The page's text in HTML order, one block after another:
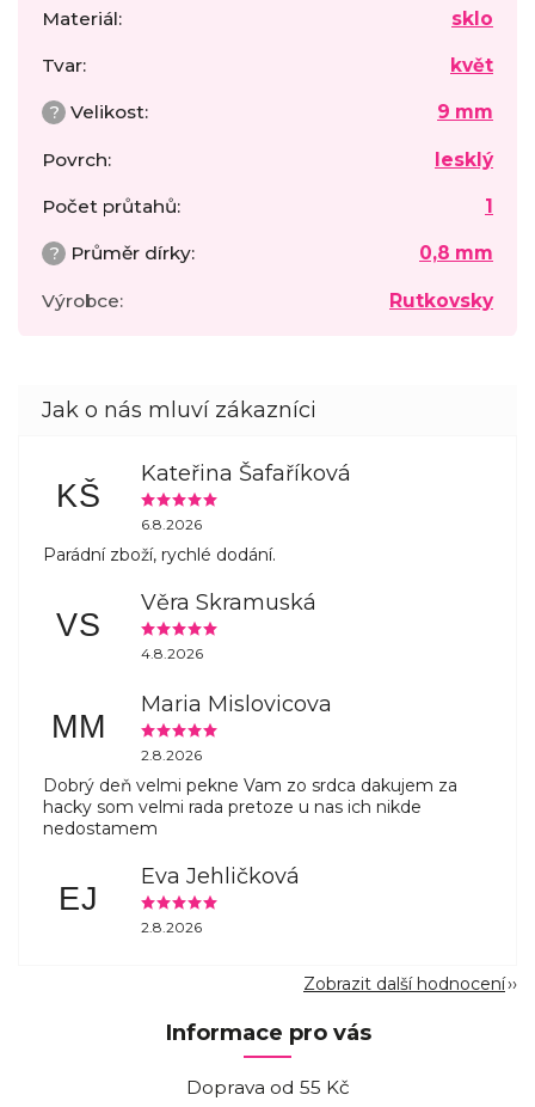
Materiál: sklo
Tvar: květ
? Velikost: 9 mm
Povrch: lesklý
Počet průtahů: 1
? Průměr dírky: 0,8 mm
Výrobce: Rutkovsky
KŠ
Kateřina Šafaříková
6.8.2026
Parádní zboží, rychlé dodání.
VS
Věra Skramuská
4.8.2026
MM
Maria Mislovicova
2.8.2026
Dobrý deň velmi pekne Vam zo srdca dakujem za
hacky som velmi rada pretoze u nas ich nikde
nedostamem
EJ
Eva Jehličková
2.8.2026
Zobrazit další hodnocení
Informace pro vás
Doprava od 55 Kč